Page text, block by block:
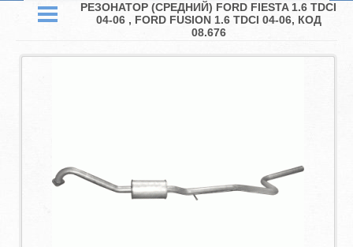
РЕЗОНАТОР (СРЕДНИЙ) FORD FIESTA 1.6 TDCI
04-06 , FORD FUSION 1.6 TDCI 04-06, КОД
08.676